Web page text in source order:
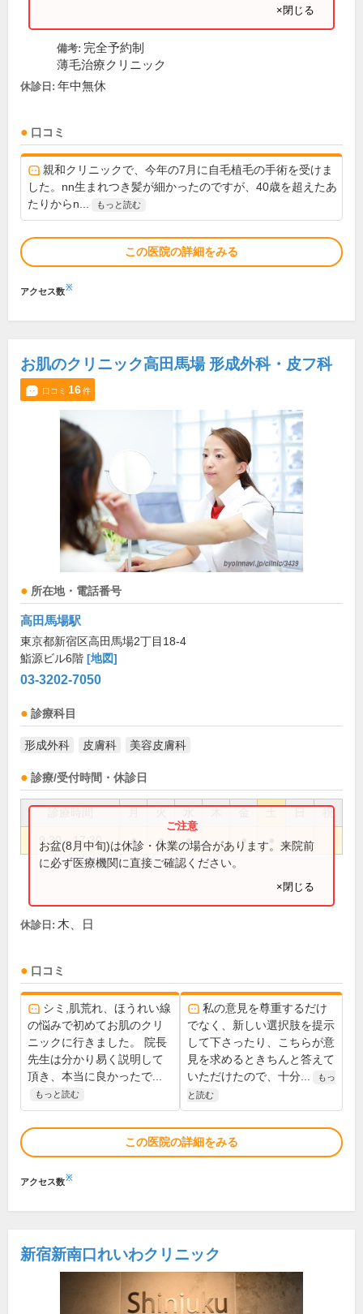
×閉じる
備考: 完全予約制
薄毛治療クリニック
休診日: 年中無休
口コミ
親和クリニックで、今年の7月に自毛植毛の手術を受けま
した。nn生まれつき髪が細かったのですが、40歳を超えたあ
たりからn...
もっと読む
この医院の詳細をみる
アクセス数※
お肌のクリニック高田馬場 形成外科・皮フ科
口コミ 16件
所在地・電話番号
高田馬場駅
東京都新宿区高田馬場2丁目18-4
鮨源ビル6階 [地図]
03-3202-7050
診療科目
形成外科 皮膚科 美容皮膚科
診療/受付時間・休診日
祝
9:30～17:30 ● ● ● ●
お盆(8月中旬)は休診・休業の場合があります。来院前
に必ず医療機関に直接ご確認ください。
×閉じる
休診日: 木、日
口コミ
シミ,肌荒れ、ほうれい線
の悩みで初めてお肌のクリ
ニックに行きました。 院長
先生は分かり易く説明して
頂き、本当に良かったで...
もっと読む
私の意見を尊重するだけ
でなく、新しい選択肢を提示
して下さったり、こちらが意
見を求めるときちんと答えて
いただけたので、十分...
もっ
と読む
この医院の詳細をみる
アクセス数※
新宿新南口れいわクリニック